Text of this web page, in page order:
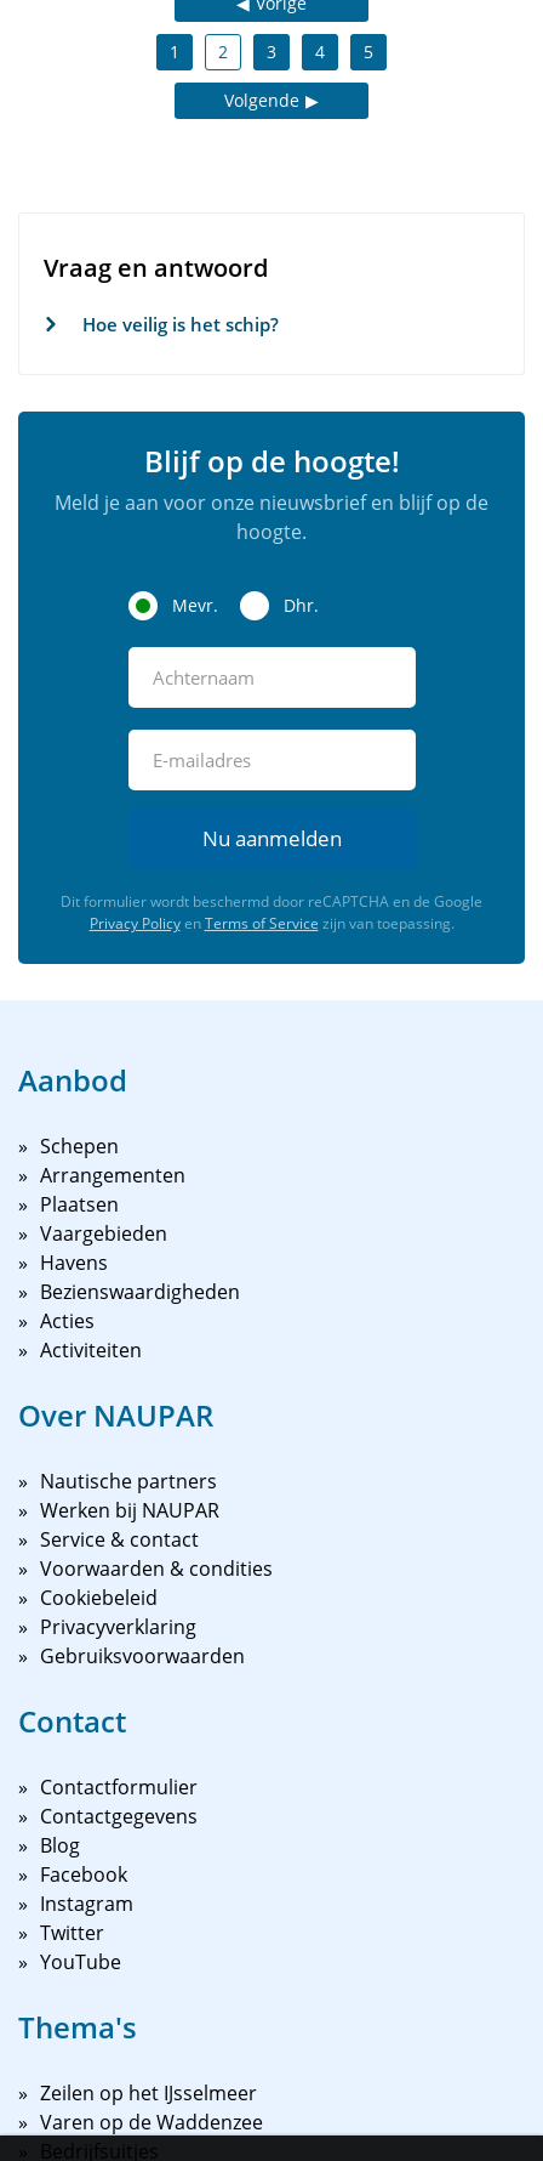
1 2 3 4 5
Volgende
Vraag en antwoord
Hoe veilig is het schip?
Blijf op de hoogte!
Meld je aan voor onze nieuwsbrief en blijf op de
hoogte.
Mevr. Dhr.
Nu aanmelden
Dit formulier wordt beschermd door reCAPTCHA en de Google
Privacy PolicyenTerms of Service zijn van toepassing.
Aanbod
Schepen
Arrangementen
Plaatsen
Vaargebieden
Havens
Bezienswaardigheden
Acties
Activiteiten
Over NAUPAR
Nautische partners
Werken bij NAUPAR
Service & contact
Voorwaarden & condities
Cookiebeleid
Privacyverklaring
Gebruiksvoorwaarden
Contact
Contactformulier
Contactgegevens
Blog
Facebook
Instagram
Twitter
YouTube
Thema's
Zeilen op het IJsselmeer
Varen op de Waddenzee
Bedrijfsuitjes